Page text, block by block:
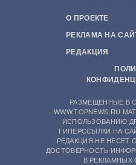
О ПРОЕКТЕ
РЕКЛАМА НА
РЕДАКЦИЯ
РАЗМЕЩЕННЫЕ В
WWW.TOPNEWS.RU
ИСПОЛЬЗОВАНИЮ
ГИПЕРССЫЛКИ НА
РЕДАКЦИЯ НЕ НЕСЕТ
ДОСТОВЕРНОСТЬ
В РЕКЛАМНЫХ